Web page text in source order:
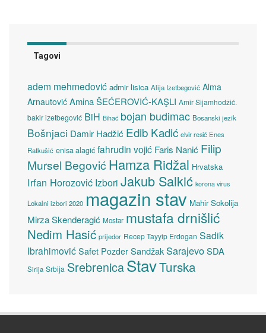
Tagovi
adem mehmedović admir lisica Alija Izetbegović Alma
Arnautović Amina ŠEĆEROVIĆ-KAŞLI Amir Sijamhodžić.
bakir izetbegović BiH Bihać bojan budimac Bosanski jezik
Bošnjaci Damir Hadžić Edib Kadić elvir resić Enes
Ratkušić enisa alagić fahrudin vojić Faris Nanić Filip
Mursel Begović Hamza Ridžal Hrvatska
Irfan Horozović Izbori Jakub Salkić korona virus
Lokalni izbori 2020 magazin stav Mahir Sokolija
Mirza Skenderagić Mostar mustafa drnišlić
Nedim Hasić prijedor Recep Tayyip Erdogan Sadik
Ibrahimović Safet Pozder SandžakSarajevoSDA
Sirija Srbija SrebrenicaStavTurska